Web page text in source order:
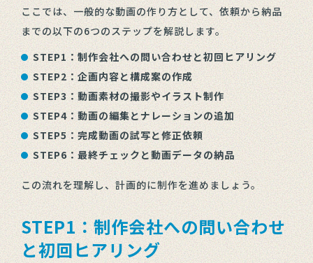
ここでは、一般的な動画の作り方として、依頼から納品
までの以下の6つのステップを解説します。
STEP1：制作会社への問い合わせと初回ヒアリング
STEP2：企画内容と構成案の作成
STEP3：動画素材の撮影やイラスト制作
STEP4：動画の編集とナレーションの追加
STEP5：完成動画の試写と修正依頼
STEP6：最終チェックと動画データの納品
この流れを理解し、計画的に制作を進めましょう。
STEP1：制作会社への問い合わせ
と初回ヒアリング